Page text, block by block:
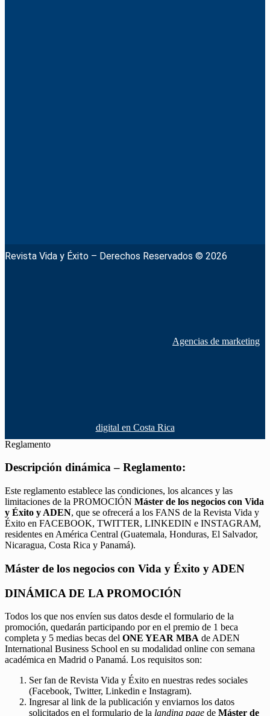
Revista Vida y Éxito – Derechos Reservados © 2026
Agencias de marketing
digital en Costa Rica
Reglamento
Descripción dinámica – Reglamento:
Este reglamento establece las condiciones, los alcances y las
limitaciones de la PROMOCIÓN Máster de los negocios con Vida
y Éxito y ADEN, que se ofrecerá a los FANS de la Revista Vida y
Éxito en FACEBOOK, TWITTER, LINKEDIN e INSTAGRAM,
residentes en América Central (Guatemala, Honduras, El Salvador,
Nicaragua, Costa Rica y Panamá).
Máster de los negocios con Vida y Éxito y ADEN
DINÁMICA DE LA PROMOCIÓN
Todos los que nos envíen sus datos desde el formulario de la
promoción, quedarán participando por en el premio de 1 beca
completa y 5 medias becas del ONE YEAR MBA de ADEN
International Business School en su modalidad online con semana
académica en Madrid o Panamá. Los requisitos son:
Ser fan de Revista Vida y Éxito en nuestras redes sociales
(Facebook, Twitter, Linkedin e Instagram).
Ingresar al link de la publicación y enviarnos los datos
solicitados en el formulario de la landing page de Máster de